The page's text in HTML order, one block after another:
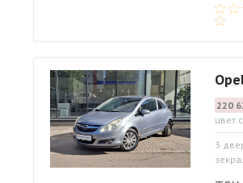
220
цвет
3